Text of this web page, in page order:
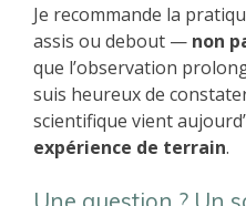
Je recommande la
assis ou debout — non
que l’observation
suis heureux de
scientifique vient
expérience de terrain.